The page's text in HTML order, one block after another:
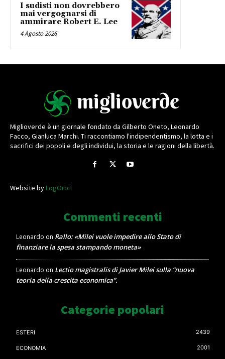
I sudisti non dovrebbero
mai vergognarsi di
ammirare Robert E. Lee
4 Agosto 2026
Miglioverde è un giornale fondato da Gilberto Oneto, Leonardo
Facco, Gianluca Marchi. Ti raccontiamo l'indipendentismo, la lotta e i
sacrifici dei popoli e degli individui, la storia e le ragioni della libertà.
Website byLogOrbit
Commenti recenti
Leonardo on Rallo: «Milei vuole impedire allo Stato di
finanziare la spesa stampando moneta»
Leonardo on Lectio magistralis di Javier Milei sulla “nuova
teoria della crescita economica”.
Categorie popolari
ESTERI 2439
ECONOMIA 2001